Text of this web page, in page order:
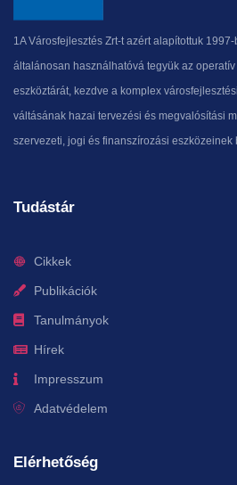
1A Városfejlesztés Zrt-t azért alapítottuk
általánosan használhatóvá tegyük az
eszköztárát, kezdve a komplex
váltásának hazai tervezési és megvalósítási
szervezeti, jogi és finanszírozási eszközeinek
Tudástár
Cikkek
Publikációk
Tanulmányok
Hírek
Impresszum
Adatvédelem
Elérhetőség